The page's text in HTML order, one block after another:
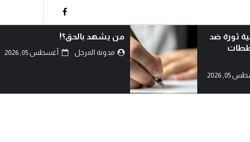
05, 2026
لماذا تعادي السعودية اليمن؟!
مدونة المرجل أغسطس 05, 2026